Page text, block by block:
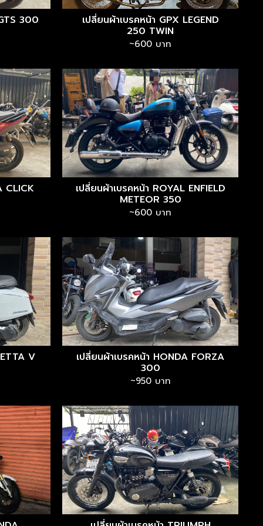
300 เปลี่ยนผ้าเบรคหน้า GPX LEGEND
250 TWIN
~600 บาท
CLICK เปลี่ยนผ้าเบรคหน้า ROYAL ENFIELD
METEOR 350
~600 บาท
V เปลี่ยนผ้าเบรคหน้า HONDA FORZA
300
~950 บาท